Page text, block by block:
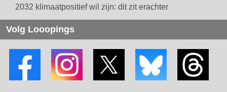
2032 klimaatpositief wil zijn: dit zit erachter
Volg Looopings